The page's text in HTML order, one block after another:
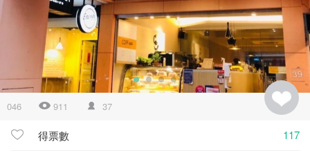
046 911 37
得票數 117